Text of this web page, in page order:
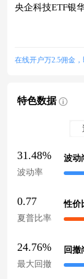
央企科技ETF银
在线开户万2.5佣金
特色数据
31.48%
波动率
波动
0.77
夏普比率
性价
24.76%
最大回撤
回撤